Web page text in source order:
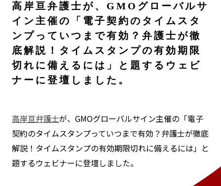
高岸亘弁護士が、GMOグローバルサ
イン主催の「電子契約のタイムスタ
ンプっていつまで有効？弁護士が徹
底解説！タイムスタンプの有効期限
切れに備えるには」と題するウェビ
ナーに登壇しました。
高岸亘弁護士が、GMOグローバルサイン主催の「電子
契約のタイムスタンプっていつまで有効？弁護士が徹底
解説！タイムスタンプの有効期限切れに備えるには」と
題するウェビナーに登壇しました。